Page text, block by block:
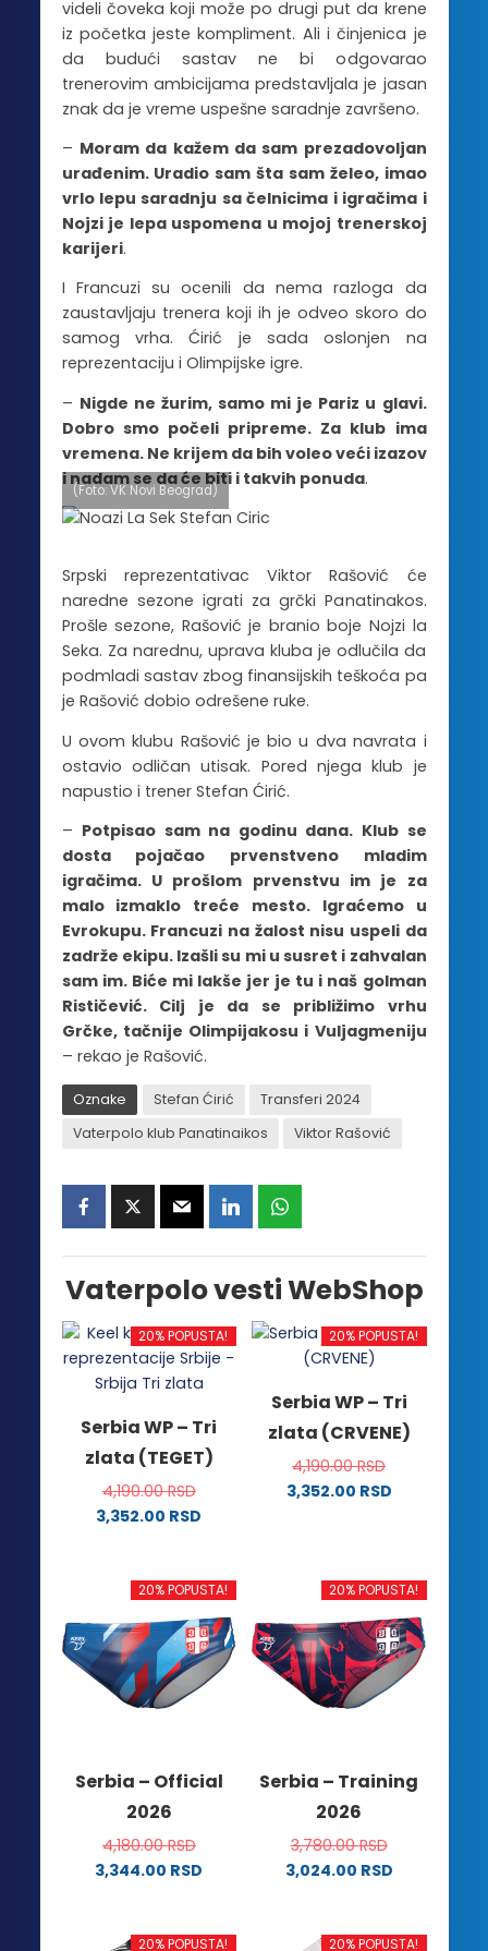
videli čoveka koji može po drugi put da krene
iz početka jeste kompliment. Ali i činjenica je
da budući sastav ne bi odgovarao
trenerovim ambicijama predstavljala je jasan
znak da je vreme uspešne saradnje završeno.
– Moram da kažem da sam prezadovoljan
urađenim. Uradio sam šta sam želeo, imao
vrlo lepu saradnju sa čelnicima i igračima i
Nojzi je lepa uspomena u mojoj trenerskoj
karijeri.
I Francuzi su ocenili da nema razloga da
zaustavljaju trenera koji ih je odveo skoro do
samog vrha. Ćirić je sada oslonjen na
reprezentaciju i Olimpijske igre.
– Nigde ne žurim, samo mi je Pariz u glavi.
Dobro smo počeli pripreme. Za klub ima
vremena. Ne krijem da bih voleo veći izazov
i nadam se da će biti i takvih ponuda.
(Foto: VK Novi Beograd)
Srpski reprezentativac Viktor Rašović će
naredne sezone igrati za grčki Panatinakos.
Prošle sezone, Rašović je branio boje Nojzi la
Seka. Za narednu, uprava kluba je odlučila da
podmladi sastav zbog finansijskih teškoća pa
je Rašović dobio odrešene ruke.
U ovom klubu Rašović je bio u dva navrata i
ostavio odličan utisak. Pored njega klub je
napustio i trener Stefan Ćirić.
– Potpisao sam na godinu dana. Klub se
dosta pojačao prvenstveno mladim
igračima. U prošlom prvenstvu im je za
malo izmaklo treće mesto. Igraćemo u
Evrokupu. Francuzi na žalost nisu uspeli da
zadrže ekipu. Izašli su mi u susret i zahvalan
sam im. Biće mi lakše jer je tu i naš golman
Rističević. Cilj je da se približimo vrhu
Grčke, tačnije Olimpijakosu i Vuljagmeniju
– rekao je Rašović.
Oznake Stefan Ćirić
Transferi 2024
Vaterpolo klub Panatinaikos
Viktor Rašović
Vaterpolo vesti WebShop
20% POPUSTA!
Serbia WP – Tri
zlata (TEGET)
4,190.00RSD
3,352.00 RSD
ima
varijanti.
Opcije
mogu
biti
stranici
proizvoda.
20% POPUSTA!
Serbia WP – Tri
zlata (CRVENE)
4,190.00RSD
3,352.00 RSD
više
varijanti.
Opcije
mogu
biti
izabrane
proizvoda.
20% POPUSTA!
Serbia – Official
2026
4,180.00RSD
3,344.00 RSD
ima
20% POPUSTA!
Serbia – Training
2026
3,780.00RSD
3,024.00 RSD
ima
20% POPUSTA! 20% POPUSTA!